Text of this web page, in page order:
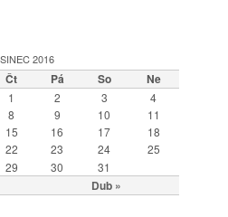
2016
Čt Pá So Ne
Dub »
1 2 3
4
8 9 10
11
15 16 17 18
22 23 24
25
29 30 31